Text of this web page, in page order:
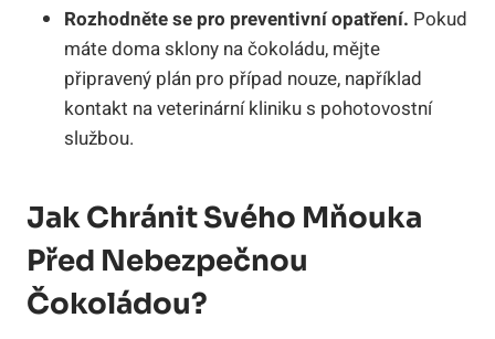
Rozhodněte se pro preventivní opatření. Pokud
máte doma sklony na čokoládu, mějte
připravený plán pro případ nouze, například
kontakt na veterinární kliniku s pohotovostní
službou.
Jak Chránit Svého Mňouka
Před Nebezpečnou
Čokoládou?